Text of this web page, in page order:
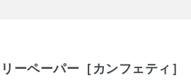
ーペーパー［カンフェティ］